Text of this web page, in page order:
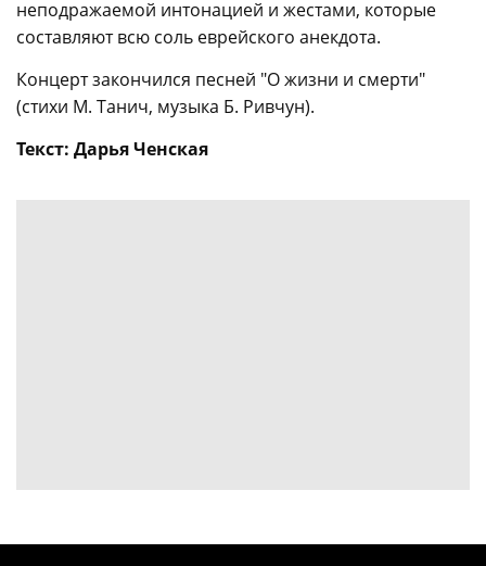
неподражаемой интонацией и жестами, которые
составляют всю соль еврейского анекдота.
Концерт закончился песней "О жизни и смерти"
(стихи М. Танич, музыка Б. Ривчун).
Текст: Дарья Ченская